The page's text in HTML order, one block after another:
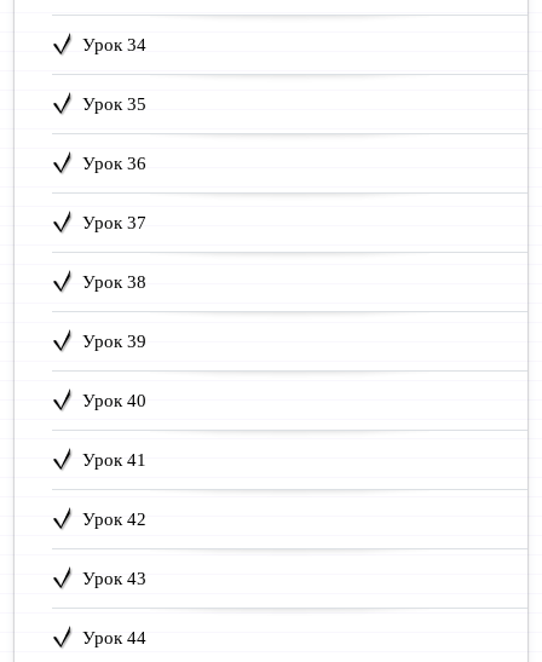
Урок 34
Урок 35
Урок 36
Урок 37
Урок 38
Урок 39
Урок 40
Урок 41
Урок 42
Урок 43
Урок 44